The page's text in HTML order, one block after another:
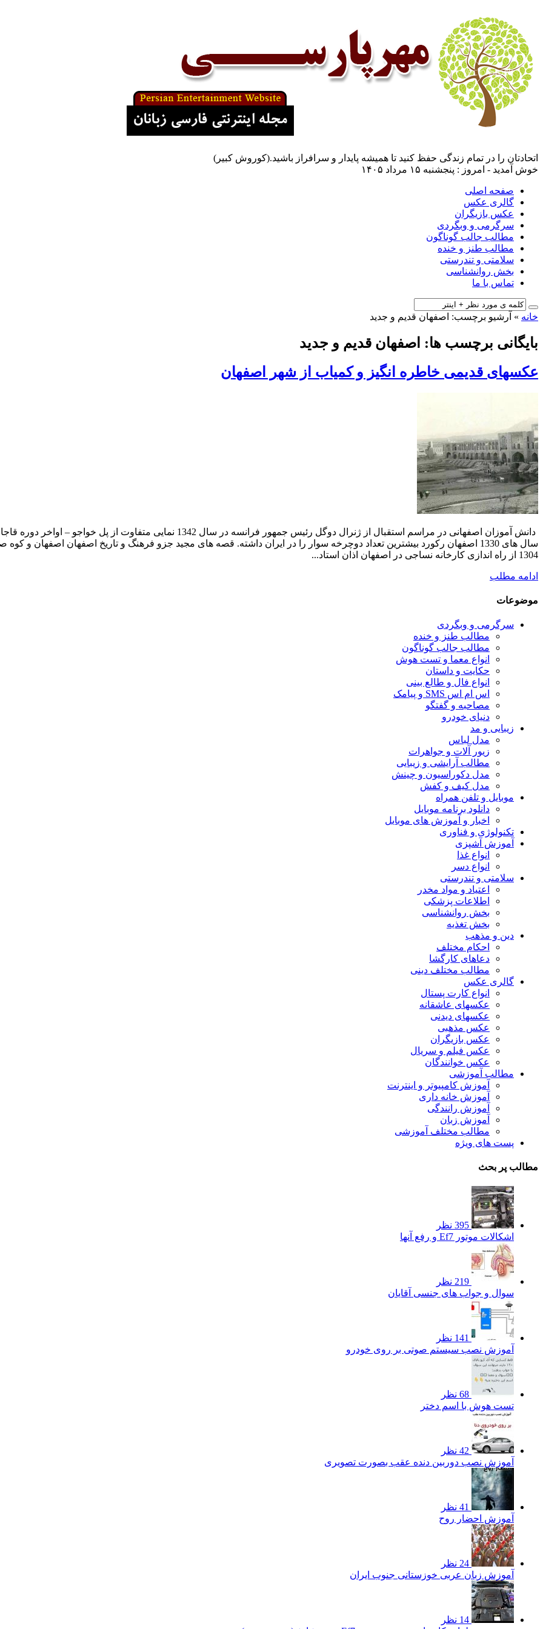
اتحادتان را در تمام زندگی حفظ کنید تا همیشه پایدار و سرافراز باشید.(کوروش کبیر)
خوش آمدید - امروز : پنجشنبه ۱۵ مرداد ۱۴۰۵
صفحه اصلی
گالری عکس
عکس بازیگران
سرگرمی و وبگردی
مطالب جالب گوناگون
مطالب طنز و خنده
سلامتی و تندرستی
بخش روانشناسی
تماس با ما
خانه » آرشیو برچسب: اصفهان قدیم و جدید
بایگانی برچسب ها: اصفهان قدیم و جدید
عکسهای قدیمی خاطره انگیز و کمیاب از شهر اصفهان
دانش آموزان اصفهانی در مراسم استقبال از ژنرال دوگل رئیس جمهور فرانسه در
1304 از راه اندازی کارخانه نساجی در اصفهان اذان استاد...
ادامه مطلب
موضوعات
سرگرمی و وبگردی
مطالب طنز و خنده
مطالب جالب گوناگون
انواع معما و تست هوش
حکایت و داستان
انواع فال و طالع بینی
اس ام اس SMS و پیامک
مصاحبه و گفتگو
دنیای خودرو
زیبایی و مد
مدل لباس
زیور آلات و جواهرات
مطالب آرایشی و زیبایی
مدل دکوراسیون و چینش
مدل کیف و کفش
موبایل و تلفن همراه
دانلود برنامه موبایل
اخبار و آموزش های موبایل
تکنولوژی و فناوری
آموزش آشپزی
انواع غذا
انواع دسر
سلامتی و تندرستی
اعتیاد و مواد مخدر
اطلاعات پزشکی
بخش روانشناسی
بخش تغذیه
دین و مذهب
احکام مختلف
دعاهای کارگشا
مطالب مختلف دینی
گالری عکس
انواع کارت پستال
عکسهای عاشقانه
عکسهای دیدنی
عکس مذهبی
عکس بازیگران
عکس فیلم و سریال
عکس خوانندگان
مطالب آموزشی
آموزش کامپیوتر و اینترنت
آموزش خانه داری
آموزش رانندگی
آموزش زبان
مطالب مختلف آموزشی
پست های ویژه
مطالب پر بحث
395 نظر
اشکالات موتور Ef7 و رفع آنها
219 نظر
سوال و جواب های جنسی آقایان
141 نظر
آموزش نصب سیستم صوتی بر روی خودرو
68 نظر
تست هوش با اسم دختر
42 نظر
آموزش نصب دوربین دنده عقب بصورت تصویری
41 نظر
آموزش احضار روح
24 نظر
آموزش زبان عربی خوزستانی جنوب ایران
14 نظر